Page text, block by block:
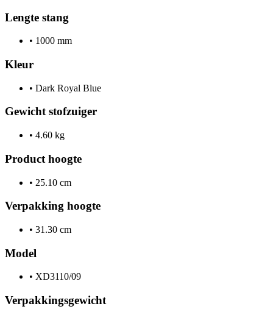
Lengte stang
• 1000 mm
Kleur
• Dark Royal Blue
Gewicht stofzuiger
• 4.60 kg
Product hoogte
• 25.10 cm
Verpakking hoogte
• 31.30 cm
Model
• XD3110/09
Verpakkingsgewicht